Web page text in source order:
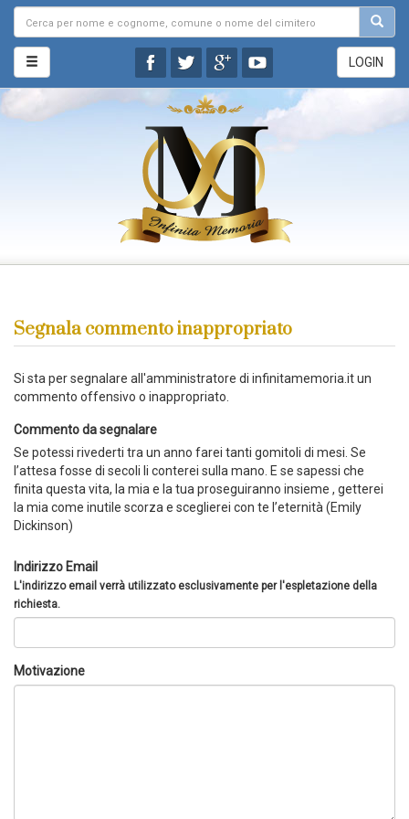
LOGIN
Segnala commento inappropriato
Si sta per segnalare all'amministratore di infinitamemoria.it un
commento offensivo o inappropriato.
Commento da segnalare
Se potessi rivederti tra un anno farei tanti gomitoli di mesi. Se
l’attesa fosse di secoli li conterei sulla mano. E se sapessi che
finita questa vita, la mia e la tua proseguiranno insieme , getterei
la mia come inutile scorza e sceglierei con te l’eternità (Emily
Dickinson)
Indirizzo Email
L'indirizzo email verrà utilizzato esclusivamente per l'espletazione della
richiesta.
Motivazione